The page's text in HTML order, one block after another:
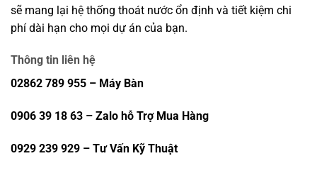
sẽ mang lại hệ thống thoát nước ổn định và tiết kiệm chi
phí dài hạn cho mọi dự án của bạn.
Thông tin liên hệ
02862 789 955 – Máy Bàn
0906 39 18 63 – Zalo hỗ Trợ Mua Hàng
0929 239 929 – Tư Vấn Kỹ Thuật